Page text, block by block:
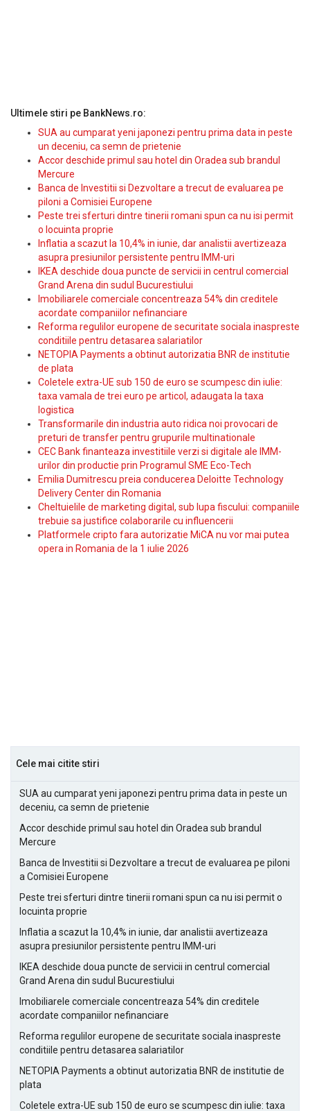
Ultimele stiri pe BankNews.ro:
SUA au cumparat yeni japonezi pentru prima data in peste
un deceniu, ca semn de prietenie
Accor deschide primul sau hotel din Oradea sub brandul
Mercure
Banca de Investitii si Dezvoltare a trecut de evaluarea pe
piloni a Comisiei Europene
Peste trei sferturi dintre tinerii romani spun ca nu isi permit
o locuinta proprie
Inflatia a scazut la 10,4% in iunie, dar analistii avertizeaza
asupra presiunilor persistente pentru IMM-uri
IKEA deschide doua puncte de servicii in centrul comercial
Grand Arena din sudul Bucurestiului
Imobiliarele comerciale concentreaza 54% din creditele
acordate companiilor nefinanciare
Reforma regulilor europene de securitate sociala inaspreste
conditiile pentru detasarea salariatilor
NETOPIA Payments a obtinut autorizatia BNR de institutie
de plata
Coletele extra-UE sub 150 de euro se scumpesc din iulie:
taxa vamala de trei euro pe articol, adaugata la taxa
logistica
Transformarile din industria auto ridica noi provocari de
preturi de transfer pentru grupurile multinationale
CEC Bank finanteaza investitiile verzi si digitale ale IMM-
urilor din productie prin Programul SME Eco-Tech
Emilia Dumitrescu preia conducerea Deloitte Technology
Delivery Center din Romania
Cheltuielile de marketing digital, sub lupa fiscului: companiile
trebuie sa justifice colaborarile cu influencerii
Platformele cripto fara autorizatie MiCA nu vor mai putea
opera in Romania de la 1 iulie 2026
Cele mai citite stiri
SUA au cumparat yeni japonezi pentru prima data in peste un
deceniu, ca semn de prietenie
Accor deschide primul sau hotel din Oradea sub brandul
Mercure
Banca de Investitii si Dezvoltare a trecut de evaluarea pe piloni
a Comisiei Europene
Peste trei sferturi dintre tinerii romani spun ca nu isi permit o
locuinta proprie
Inflatia a scazut la 10,4% in iunie, dar analistii avertizeaza
asupra presiunilor persistente pentru IMM-uri
IKEA deschide doua puncte de servicii in centrul comercial
Grand Arena din sudul Bucurestiului
Imobiliarele comerciale concentreaza 54% din creditele
acordate companiilor nefinanciare
Reforma regulilor europene de securitate sociala inaspreste
conditiile pentru detasarea salariatilor
NETOPIA Payments a obtinut autorizatia BNR de institutie de
plata
Coletele extra-UE sub 150 de euro se scumpesc din iulie: taxa